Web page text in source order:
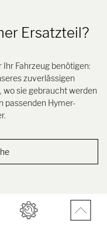
Ersatzteil?
Fahrzeug benötigen:
zuverlässigen
sie gebraucht werden
passenden Hymer-